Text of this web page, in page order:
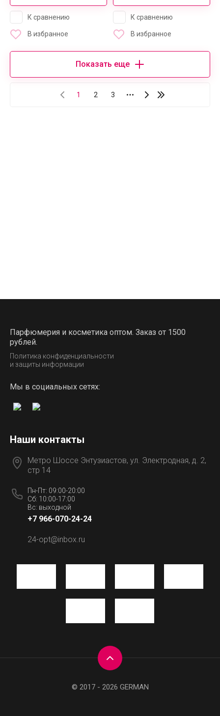
К сравнению
В избранное
К сравнению
В избранное
Показать еще
1 2 3
Парфюмерия и косметика оптом. Заказ от 1500
рублей.
Политика конфиденциальности
и защиты информации
Мы в социальных сетях:
Наши контакты
Метро Шоссе Энтузиастов, ул. Электродная, д. 2,
стр 14
Пн-Пт: 09:00-20:00
Сб: 10:00-17:00
Вс: выходной
+7 966-070-24-24
24-opt@inbox.ru
© 2017 - 2026 GERMAN